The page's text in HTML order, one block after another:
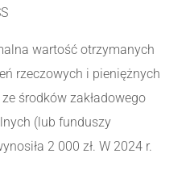
wartość otrzymanych
rzeczowych i pieniężnych
środków zakładowego
(lub funduszy
2 000 zł. W 2024 r.